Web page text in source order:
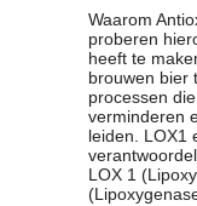
Waarom
proberen
heeft te
brouwen bier
processen
verminderen
leiden. LOX1
LOX 1
Bestuur
- Historie